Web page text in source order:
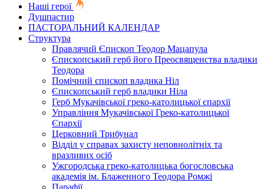
Наші герої
Душпастир
ПАСТОРАЛЬНИЙ КАЛЕНДАР
Структура
Правлячий Єпископ Теодор Мацапула
Єпископський герб його Преосвященства владики
Теодора
Помічний єпископ владика Ніл
Єпископський герб владики Ніла
Герб Мукачівської греко-католицької єпархії
Управління Мукачівської Греко-католицької
Єпархії
Церковний Трибунал
Відділ у справах захисту неповнолітніх та
вразливих осіб
Ужгородська греко-католицька богословська
академія ім. Блаженного Теодора Ромжі
Парафії